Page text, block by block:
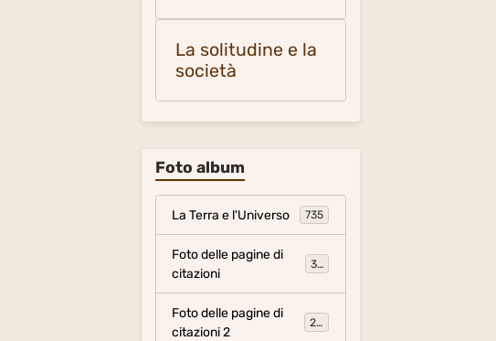
La solitudine e la
società
Foto album
La Terra e l'Universo 735
Foto delle pagine di
citazioni
317
Foto delle pagine di
citazioni 2
281